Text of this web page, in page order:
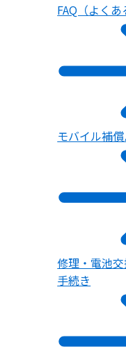
FAQ（よくあ
モバイル補
修理・電池
手続き